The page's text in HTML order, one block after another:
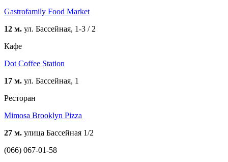
Gastrofamily Food Market
12 м. ул. Бассейная, 1-3 / 2
Кафе
Dot Coffee Station
17 м. ул. Бассейная, 1
Ресторан
Mimosa Brooklyn Pizza
27 м. улица Бассейная 1/2
(066) 067-01-58